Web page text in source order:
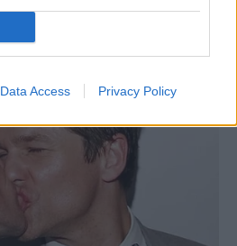
Data Access Privacy Policy